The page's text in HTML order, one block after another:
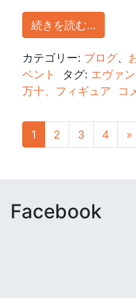
続きを読む…
カテゴリー: ブログ
ベント
タグ: エヴァ
万十、フィギュア
コ
1 2 3 4 »
Facebook